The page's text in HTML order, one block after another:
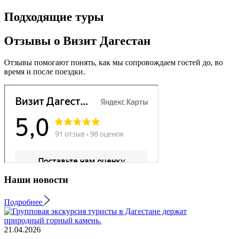
Подходящие туры
Отзывы о Визит Дагестан
Отзывы помогают понять, как мы сопровождаем гостей до, во
время и после поездки.
Наши новости
Подробнее
21.04.2026